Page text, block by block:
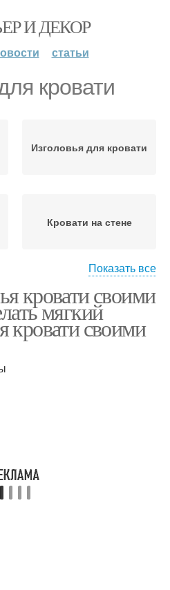
И ДЕКОР
статьи
кровати
Изголовья для кровати
Кровати на стене
Кровати в спальне
Показать все
кровати своими
мягкий
кровати своими